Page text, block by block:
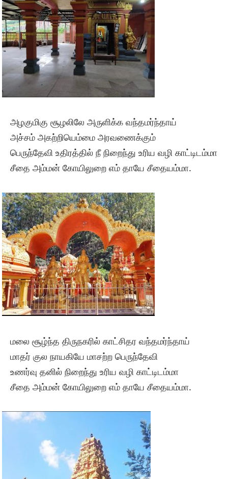
அழகுமிகு சூழலிலே அருளிக்க வந்தமர்ந்தாய்
அச்சம் அகற்றியெம்மை அரவணைக்கும்
பெருந்தேவி உதிரத்தில் நீ நிறைந்து உரிய வழி காட்டிடம்மா
சீதை அம்மன் கோயிலுறை எம் தாயே சீதையம்மா.
மலை சூழ்ந்த திருநகரில் காட்சிதர வந்தமர்ந்தாய்
மாதர் குல நாயகியே மாசற்ற பெருந்தேவி
உணர்வு தனில் நிறைந்து உரிய வழி காட்டிடம்மா
சீதை அம்மன் கோயிலுறை எம் தாயே சீதையம்மா.